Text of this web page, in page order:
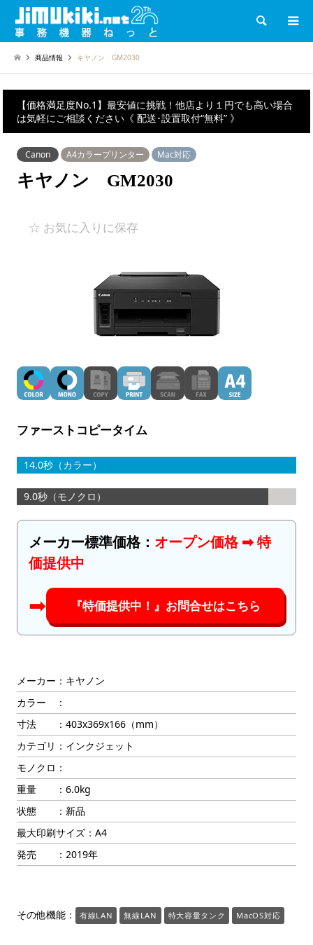
検索
商品情報 キヤノン GM2030
【価格満足度No.1】最安値に挑戦！他店より１円でも高い場合
は気軽にご相談ください《 配送･設置取付“無料” 》
Canon A4カラープリンター Mac対応
キヤノン GM2030
☆ お気に入りに保存
ファーストコピータイム
14.0秒（カラー）
9.0秒（モノクロ）
メーカー標準価格： オープン価格 ➡︎ 特
価提供中
➡︎ 『特価提供中！』お問合せはこちら
メーカー：キヤノン
カラー ：
寸法 ：403x369x166（mm）
カテゴリ：インクジェット
モノクロ：
重量 ：6.0kg
状態 ：新品
最大印刷サイズ：A4
発売 ：2019年
その他機能： 有線LAN 無線LAN 特大容量タンク MacOS対応